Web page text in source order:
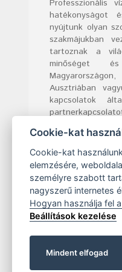
Professzionális
hatékonyságot
nyújtunk olyan
szakmájukban
tartoznak a
minőséget
Ausztriában
kapcsolatok
A mi jeligénk a
erőfeszítéssel”
Cookie-kat
Cookie-kat
elemzésére,
személyre szabott
nagyszerű internetes
Hogyan használja fel
Beállítások kezelése
Mindent elfogad